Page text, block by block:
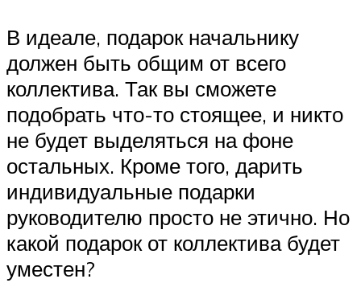
В идеале, подарок начальнику
должен быть общим от всего
коллектива. Так вы сможете
подобрать что-то стоящее, и никто
не будет выделяться на фоне
остальных. Кроме того, дарить
индивидуальные подарки
руководителю просто не этично. Но
какой подарок от коллектива будет
уместен?